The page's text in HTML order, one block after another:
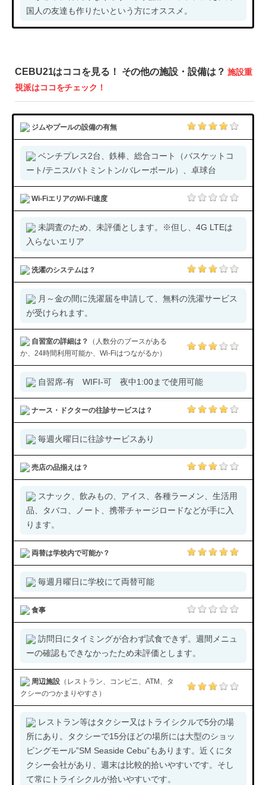
国人の友達も作りたいという方にオススメ。
CEBU21はココを見る！ その他の施設・設備は？施設重
視派はココをチェック！
ジムやプールの設備の有無
ベンチプレス2台、鉄棒、総合コート（バスケットコ
ート/テニス/バトミントン/バレーボール）、卓球台
Wi-FiエリアのWi-Fi速度
未調査のため、未評価とします。※但し、4G LTEは
入らないエリア
洗濯のシステムは？
月～金の間に洗濯届を申請して、無料の洗濯サービス
が受けられます。
自習室の詳細は？
（人数分のブースがある
か、24時間利用可能か、Wi-Fiはつながるか）
自習席-有 WIFI-可 夜中1:00まで使用可能
ナース・ドクターの往診サービスは？
毎週火曜日に往診サービスあり
売店の品揃えは？
スナック、飲みもの、アイス、各種ラーメン、生活用
品、タバコ、ノート、携帯チャージロードなどが手に入
ります。
両替は学校内で可能か？
毎週月曜日に学校にて両替可能
食事
訪問日にタイミングが合わず試食できず。週間メニュ
ーの確認もできなかったため未評価とします。
周辺施設 （レストラン、コンビニ、ATM、タ
クシーのつかまりやすさ）
レストラン等はタクシー又はトライシクルで5分の場
所にあり。タクシーで15分ほどの場所には大型のショッ
ピングモール”SM Seaside Cebu”もあります。近くにタ
クシー会社があり、週末は比較的拾いやすいです。そし
て常にトライシクルが拾いやすいです。